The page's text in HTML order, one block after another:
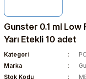
Gunster 0.1 ml Low
Yarı Etekli 10 adet
Kategori
Marka
Stok Kodu